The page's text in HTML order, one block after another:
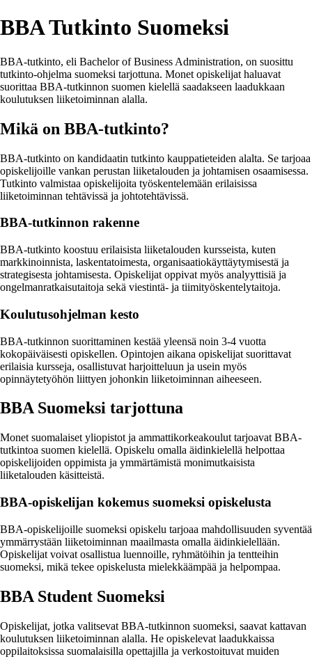
BBA Tutkinto Suomeksi
BBA-tutkinto, eli Bachelor of Business Administration, on suosittu
tutkinto-ohjelma suomeksi tarjottuna. Monet opiskelijat haluavat
suorittaa BBA-tutkinnon suomen kielellä saadakseen laadukkaan
koulutuksen liiketoiminnan alalla.
Mikä on BBA-tutkinto?
BBA-tutkinto on kandidaatin tutkinto kauppatieteiden alalta. Se tarjoaa
opiskelijoille vankan perustan liiketalouden ja johtamisen osaamisessa.
Tutkinto valmistaa opiskelijoita työskentelemään erilaisissa
liiketoiminnan tehtävissä ja johtotehtävissä.
BBA-tutkinnon rakenne
BBA-tutkinto koostuu erilaisista liiketalouden kursseista, kuten
markkinoinnista, laskentatoimesta, organisaatiokäyttäytymisestä ja
strategisesta johtamisesta. Opiskelijat oppivat myös analyyttisiä ja
ongelmanratkaisutaitoja sekä viestintä- ja tiimityöskentelytaitoja.
Koulutusohjelman kesto
BBA-tutkinnon suorittaminen kestää yleensä noin 3-4 vuotta
kokopäiväisesti opiskellen. Opintojen aikana opiskelijat suorittavat
erilaisia kursseja, osallistuvat harjoitteluun ja usein myös
opinnäytetyöhön liittyen johonkin liiketoiminnan aiheeseen.
BBA Suomeksi tarjottuna
Monet suomalaiset yliopistot ja ammattikorkeakoulut tarjoavat BBA-
tutkintoa suomen kielellä. Opiskelu omalla äidinkielellä helpottaa
opiskelijoiden oppimista ja ymmärtämistä monimutkaisista
liiketalouden käsitteistä.
BBA-opiskelijan kokemus suomeksi opiskelusta
BBA-opiskelijoille suomeksi opiskelu tarjoaa mahdollisuuden syventää
ymmärrystään liiketoiminnan maailmasta omalla äidinkielellään.
Opiskelijat voivat osallistua luennoille, ryhmätöihin ja tentteihin
suomeksi, mikä tekee opiskelusta mielekkäämpää ja helpompaa.
BBA Student Suomeksi
Opiskelijat, jotka valitsevat BBA-tutkinnon suomeksi, saavat kattavan
koulutuksen liiketoiminnan alalla. He opiskelevat laadukkaissa
oppilaitoksissa suomalaisilla opettajilla ja verkostoituvat muiden